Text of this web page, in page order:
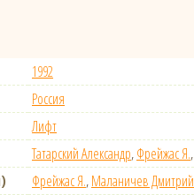
1992
Россия
Лифт
Татарский Александр,Фрейжас Я.,
Фрейжас Я.,Маланичев Дмитрий